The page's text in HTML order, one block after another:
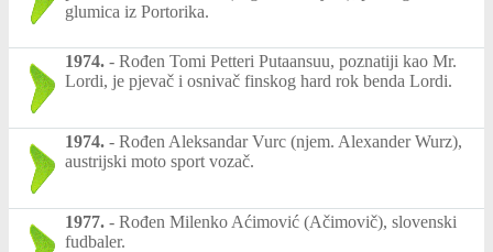
glumica iz Portorika.
1974. - Rođen Tomi Petteri Putaansuu, poznatiji kao Mr.
Lordi, je pjevač i osnivač finskog hard rok benda Lordi.
1974. - Rođen Aleksandar Vurc (njem. Alexander Wurz),
austrijski moto sport vozač.
1977. - Rođen Milenko Aćimović (Ačimovič), slovenski
fudbaler.